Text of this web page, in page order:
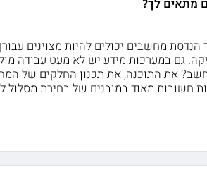
מתאים לך?
הנדסת מחשבים יכולים להיות מצוינים
גם במערכות מידע יש לא מעט עבודה
את התוכנה, את תכנון החלקים של
חשובות מאוד במובנים של בחירת מסלול